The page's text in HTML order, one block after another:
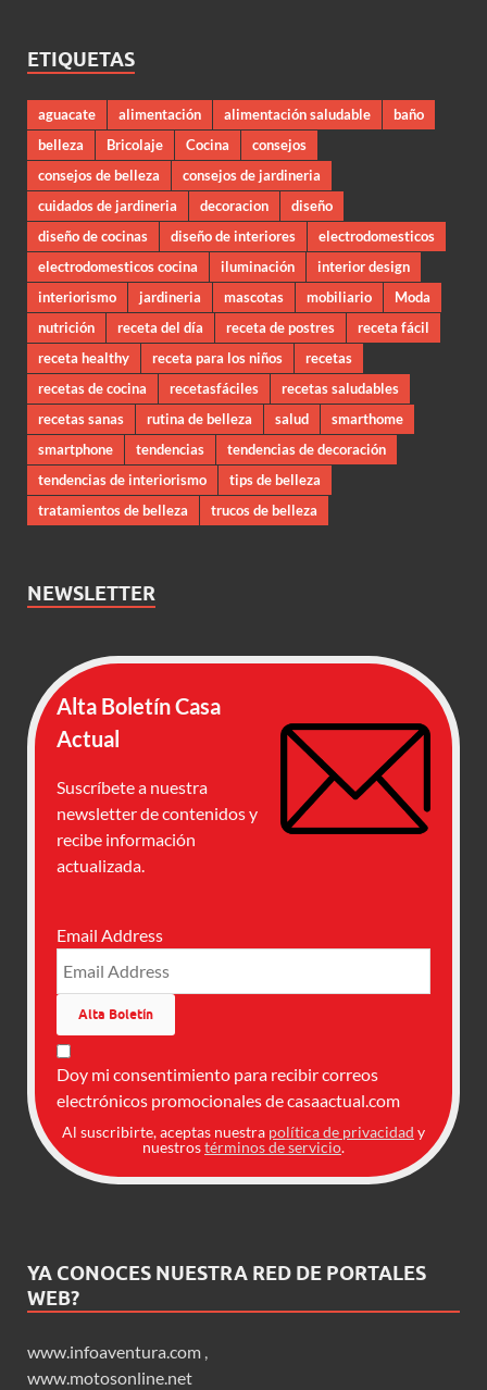
ETIQUETAS
aguacate alimentación alimentación saludable
baño
belleza
Bricolaje Cocina
consejos
consejos de belleza
consejos de jardineria
cuidados de jardineria
decoracion
diseño
diseño de cocinas
diseño de interiores
electrodomesticos
electrodomesticos cocina
iluminación
interior design
interiorismo
jardineria mascotas mobiliario
Moda
nutrición
receta del día receta de postres
receta fácil
receta healthy
receta para los niños
recetas
recetas de cocina
recetasfáciles
recetas saludables
recetas sanas
rutina de belleza salud
smarthome
smartphone
tendencias
tendencias de decoración
tendencias de interiorismo
tips de belleza
tratamientos de belleza
trucos de belleza
NEWSLETTER
Alta Boletín Casa
Actual
Suscríbete a nuestra
newsletter de contenidos y
recibe información
actualizada.
Email Address
Doy mi consentimiento para recibir correos
electrónicos promocionales de casaactual.com
Al suscribirte, aceptas nuestra política de privacidad y
nuestrostérminos de servicio.
YA CONOCES NUESTRA RED DE PORTALES
WEB?
www.infoaventura.com ,
www.motosonline.net